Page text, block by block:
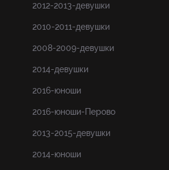
2012-2013-девушки
2010-2011-девушки
2008-2009-девушки
2014-девушки
2016-юноши
2016-юноши-Перово
2013-2015-девушки
2014-юноши